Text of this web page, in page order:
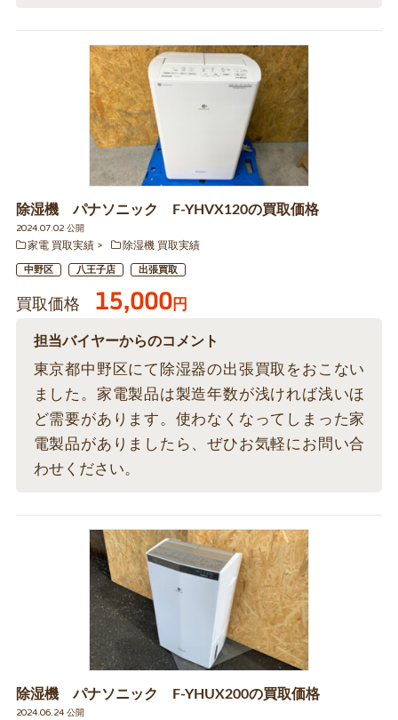
除湿機 パナソニック F-YHVX120の買取価格
2024.07.02 公開
家電 買取実績
除湿機 買取実績
中野区 八王子店 出張買取
買取価格 15,000円
担当バイヤーからのコメント
東京都中野区にて除湿器の出張買取をおこない
ました。家電製品は製造年数が浅ければ浅いほ
ど需要があります。使わなくなってしまった家
電製品がありましたら、ぜひお気軽にお問い合
わせください。
除湿機 パナソニック F-YHUX200の買取価格
2024.06.24 公開